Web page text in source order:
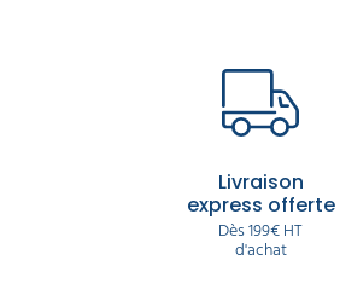
Livraison
express offerte
Dès 199€ HT
d'achat